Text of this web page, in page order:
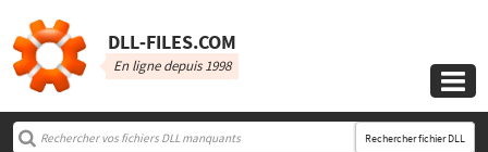
DLL‑FILES.COM
En ligne depuis 1998

Rechercher fichier DLL